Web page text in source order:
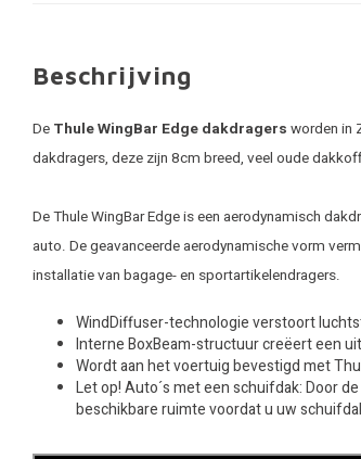
Beschrijving
De Thule WingBar Edge dakdragers worden in
dakdragers, deze zijn 8cm breed, veel oude
De Thule WingBar Edge is een aerodynamisch
auto. De geavanceerde aerodynamische vorm
installatie van bagage- en sportartikelendragers.
WindDiffuser-technologie verstoort
Interne BoxBeam-structuur creëert een
Wordt aan het voertuig bevestigd met
Let op! Auto´s met een schuifdak: Door
beschikbare ruimte voordat u uw